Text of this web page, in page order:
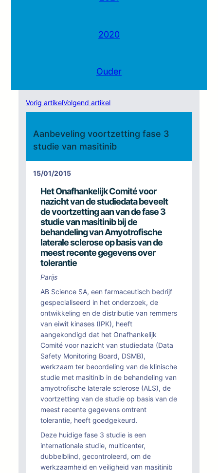
2020
Ouder
Vorig artikelVolgend artikel
Aanbeveling voortzetting fase 3
studie van masitinib
15/01/2015
Het Onafhankelijk Comité voor
nazicht van de studiedatabeveelt
de voortzetting aan van de fase 3
studie van masitinibbij de
behandeling van Amyotrofische
laterale scleroseop basis van de
meest recente gegevens over
tolerantie
Parijs
AB Science SA, een farmaceutisch bedrijf
gespecialiseerd in het onderzoek, de
ontwikkeling en de distributie van remmers
van eiwit kinases (IPK), heeft
aangekondigd dat het Onafhankelijk
Comité voor nazicht van studiedata (Data
Safety Monitoring Board, DSMB),
werkzaam ter beoordeling van de klinische
studie met masitinib in de behandeling van
amyotrofische laterale sclerose (ALS), de
voortzetting van de studie op basis van de
meest recente gegevens omtrent
tolerantie, heeft goedgekeurd.
Deze huidige fase 3 studie is een
internationale studie, multicenter,
dubbelblind, gecontroleerd, om de
werkzaamheid en veiligheid van masitinib